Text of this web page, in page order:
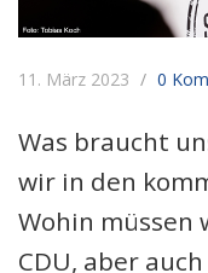
11. März 2023 0
Was braucht
wir in den
Wohin müssen
CDU, aber